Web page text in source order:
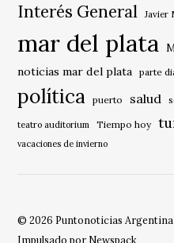
Interés General Javier
mar del plata
noticias mar del plata
parte
política puerto salud
teatro auditorium Tiempo hoy
vacaciones de invierno
© 2026 Puntonoticias Argentina
Impulsado por Newspack